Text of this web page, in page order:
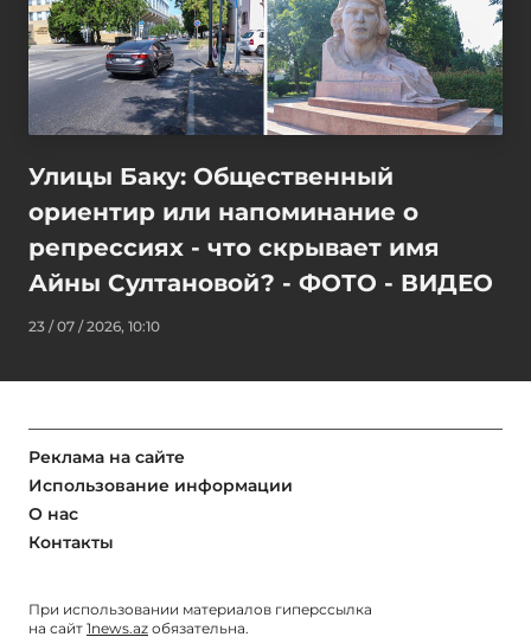
Улицы Баку: Общественный
ориентир или напоминание о
репрессиях - что скрывает имя
Айны Султановой? - ФОТО - ВИДЕО
23 / 07 / 2026, 10:10
Реклама на сайте
Использование информации
О нас
Контакты
При использовании материалов гиперссылка
на сайт 1news.az обязательна.